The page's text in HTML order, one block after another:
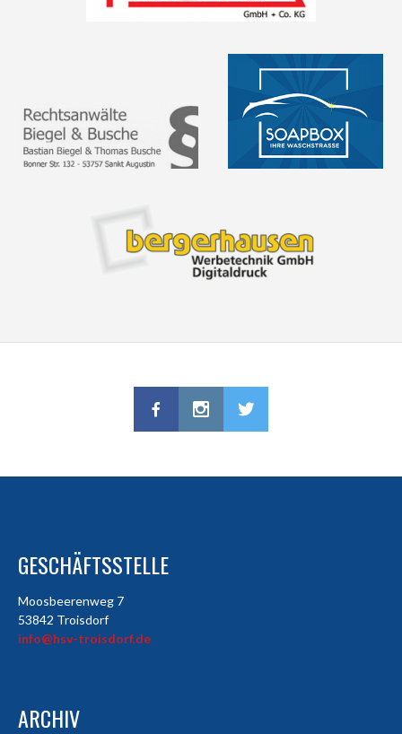
GESCHÄFTSSTELLE
Moosbeerenweg 7
53842 Troisdorf
info@hsv-troisdorf.de
ARCHIV